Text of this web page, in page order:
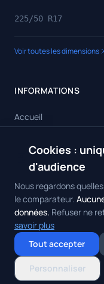
225/50 R17
Voir toutes les dimensions
INFORMATIONS
Accueil
Toutes les marques
Contact
© 2026 Achat Pneus.
de Confidentialité
Contact
Cookies :
d'audience
Nous regardons
le comparateur.
données. Refuser ne
savoir plus
Tout accepter
Personnaliser